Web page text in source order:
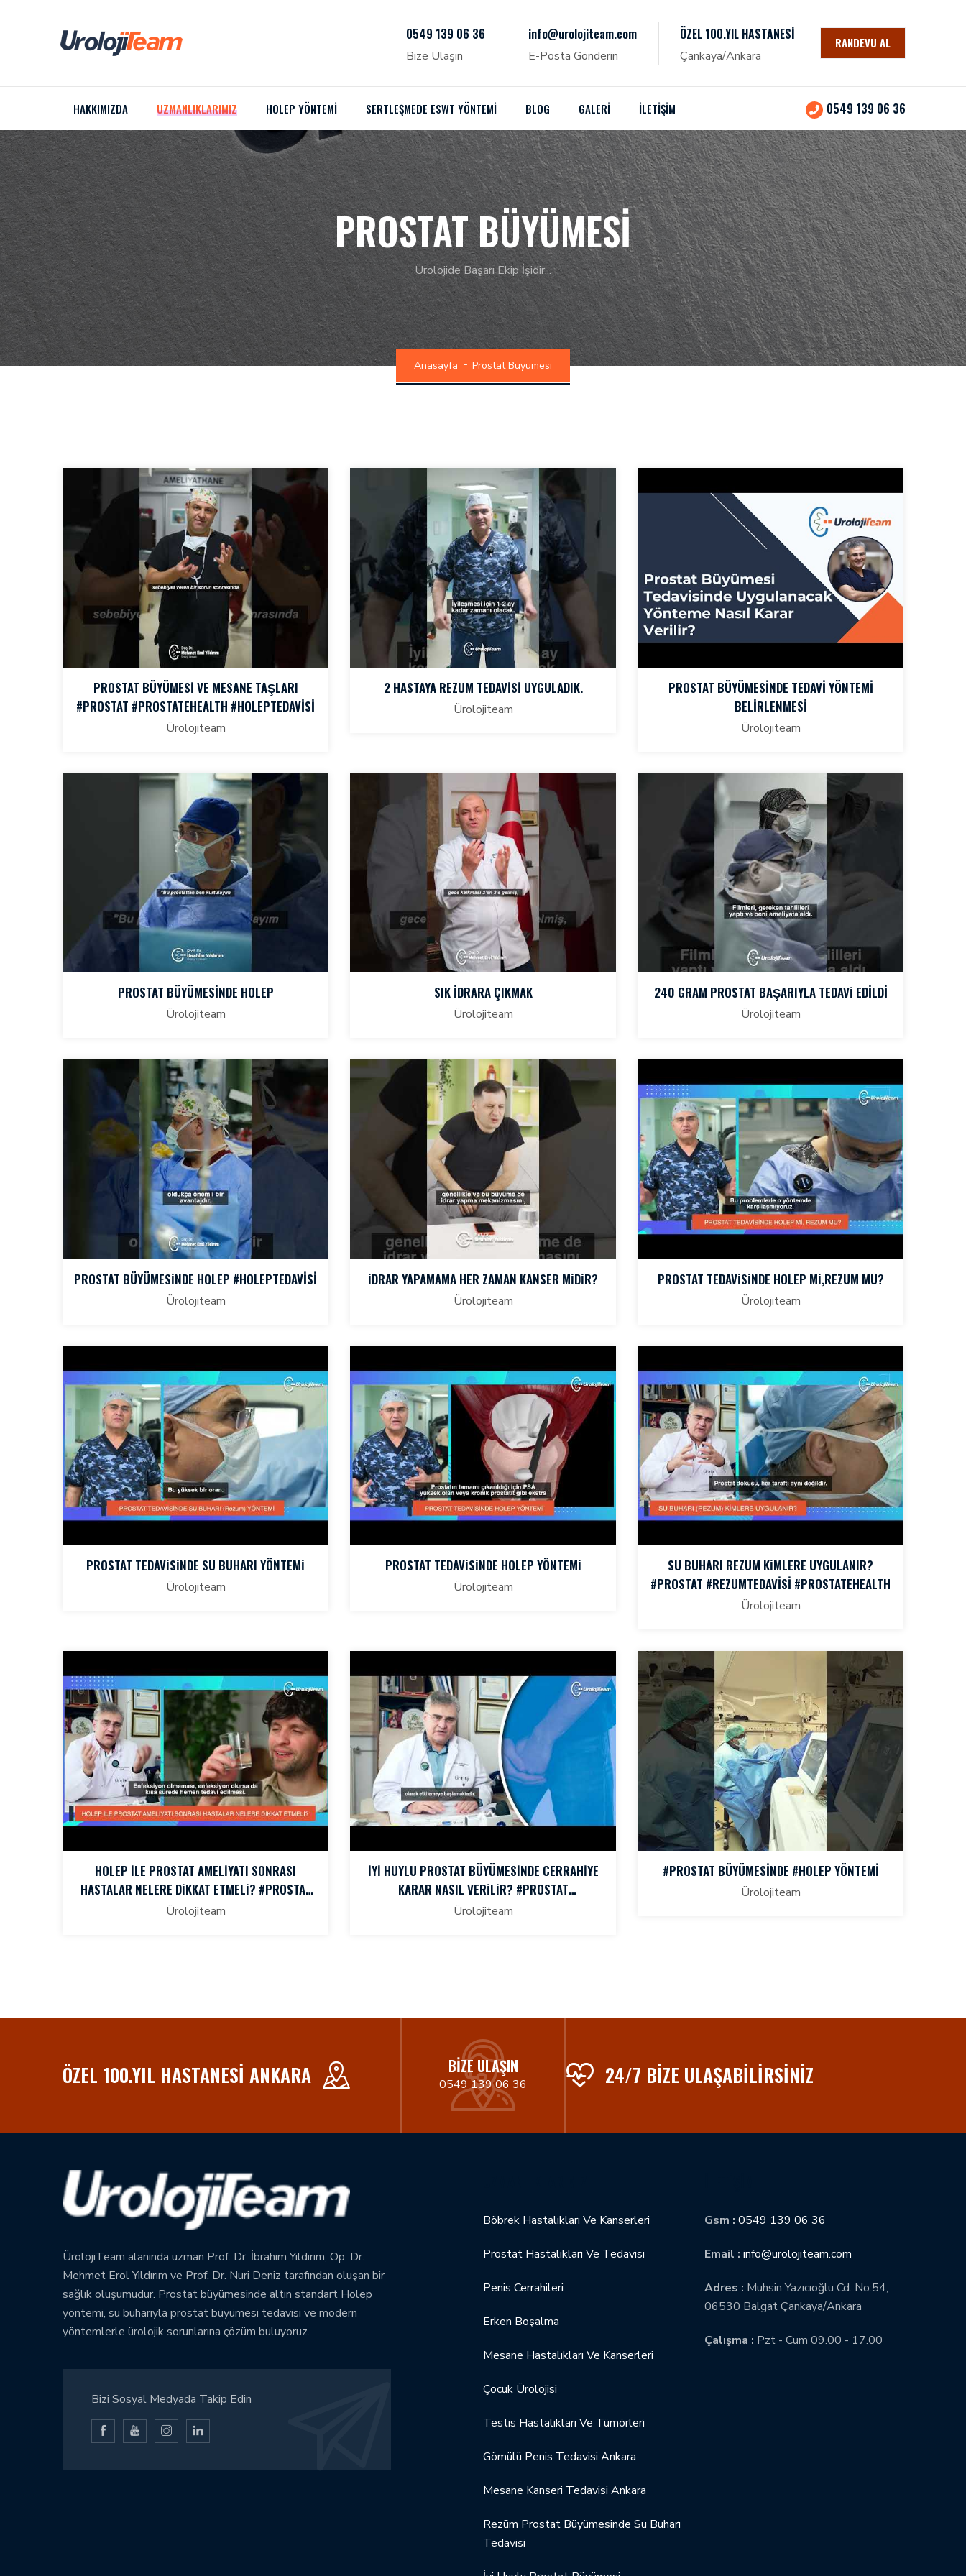
0549 139 06 36
Bize Ulaşın
info@urolojiteam.com
E-Posta Gönderin
ÖZEL 100.YIL HASTANESI
Çankaya/Ankara
RANDEVU AL
HAKKIMIZDA UZMANLIKLARIMIZ HOLEP YÖNTEMI SERTLEŞMEDE ESWT YÖNTEMI BLOG GALERİ İLETİŞİM 0549 139 06 36
PROSTAT BÜYÜMESI
Ürolojide Başarı Ekip İşidir...
Anasayfa Prostat Büyümesi
PROSTAT BÜYÜMESİ VE MESANE TAŞLARI
#PROSTAT #PROSTATEHEALTH #HOLEPTEDAVISI
Ürolojiteam
2 HASTAYA REZUM TEDAVİSİ UYGULADIK.
Ürolojiteam
PROSTAT BÜYÜMESINDE TEDAVI YÖNTEMI
BELIRLENMESI
Ürolojiteam
PROSTAT BÜYÜMESINDE HOLEP
Ürolojiteam
SIK IDRARA ÇIKMAK
Ürolojiteam
240 GRAM PROSTAT BAŞARIYLA TEDAVİ EDİLDİ
Ürolojiteam
PROSTAT BÜYÜMESİNDE HOLEP #HOLEPTEDAVISI
Ürolojiteam
İDRAR YAPAMAMA HER ZAMAN KANSER MİDİR?
Ürolojiteam
PROSTAT TEDAVİSİNDE HOLEP Mİ,REZUM MU?
Ürolojiteam
PROSTAT TEDAVİSİNDE SU BUHARI YÖNTEMİ
Ürolojiteam
PROSTAT TEDAVİSİNDE HOLEP YÖNTEMİ
Ürolojiteam
SU BUHARI REZUM KİMLERE UYGULANIR?
#PROSTAT #REZUMTEDAVISI #PROSTATEHEALTH
Ürolojiteam
HOLEP İLE PROSTAT AMELİYATI SONRASI
HASTALAR NELERE DİKKAT ETMELİ? #PROSTAT
#HOLEPTEDAVISI
Ürolojiteam
İYİ HUYLU PROSTAT BÜYÜMESİNDE CERRAHİYE
KARAR NASIL VERİLİR? #PROSTAT
#PROSTATBÜYÜMESI
Ürolojiteam
#PROSTAT BÜYÜMESINDE #HOLEP YÖNTEMI
Ürolojiteam
ÖZEL 100.YIL HASTANESI ANKARA BIZE ULAŞIN
0549 139 06 36 24/7 BIZE ULAŞABİLİRSİNİZ
ÜrolojiTeam alanında uzman Prof. Dr. İbrahim Yıldırım, Op. Dr.
Mehmet Erol Yıldırım ve Prof. Dr. Nuri Deniz tarafından oluşan bir
sağlık oluşumudur. Prostat büyümesinde altın standart Holep
yöntemi, su buharıyla prostat büyümesi tedavisi ve modern
yöntemlerle ürolojik sorunlarına çözüm buluyoruz.
Bizi Sosyal Medyada Takip Edin
Böbrek Hastalıkları Ve Kanserleri
Prostat Hastalıkları Ve Tedavisi
Penis Cerrahileri
Erken Boşalma
Mesane Hastalıkları Ve Kanserleri
Çocuk Ürolojisi
Testis Hastalıkları Ve Tümörleri
Gömülü Penis Tedavisi Ankara
Mesane Kanseri Tedavisi Ankara
Rezūm Prostat Büyümesinde Su Buharı
Tedavisi
Gsm : 0549 139 06 36
Email : info@urolojiteam.com
Adres : Muhsin Yazıcıoğlu Cd. No:54,
06530 Balgat Çankaya/Ankara
Çalışma : Pzt - Cum 09.00 - 17.00